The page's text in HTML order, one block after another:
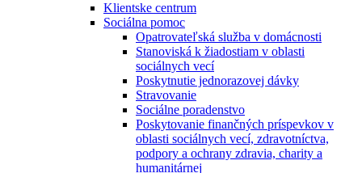
Klientske centrum
Sociálna pomoc
Opatrovateľská služba v domácnosti
Stanoviská k žiadostiam v oblasti
sociálnych vecí
Poskytnutie jednorazovej dávky
Stravovanie
Sociálne poradenstvo
Poskytovanie finančných príspevkov v
oblasti sociálnych vecí, zdravotníctva,
podpory a ochrany zdravia, charity a
humanitárnej